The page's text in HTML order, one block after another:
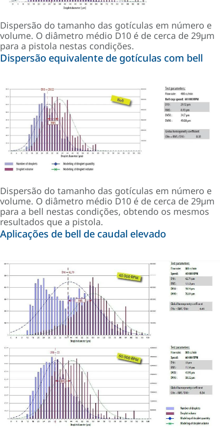
Dispersão do tamanho das gotículas em número e
volume. O diâmetro médio D10 é de cerca de 29µm
para a pistola nestas condições.
Dispersão equivalente de gotículas com bell
Dispersão do tamanho das gotículas em número e
volume. O diâmetro médio D10 é de cerca de 29µm
para a bell nestas condições, obtendo os mesmos
resultados que a pistola.
Aplicações de bell de caudal elevado